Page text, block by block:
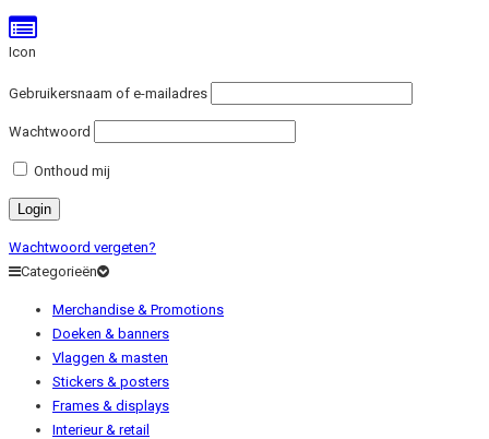
Icon
Gebruikersnaam of e-mailadres
Wachtwoord
Onthoud mij
Wachtwoord vergeten?
Categorieën
Merchandise & Promotions
Doeken & banners
Vlaggen & masten
Stickers & posters
Frames & displays
Interieur & retail